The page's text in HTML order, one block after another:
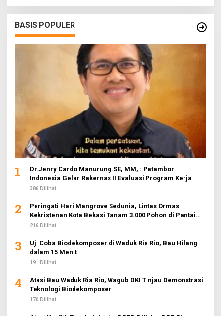
BASIS POPULER
1
Dr.Jenry Cardo Manurung.SE, MM, : Patambor
Indonesia Gelar Rakernas II Evaluasi Program Kerja
386 Dilihat
2
Peringati Hari Mangrove Sedunia, Lintas Ormas
Kekristenan Kota Bekasi Tanam 3.000 Pohon di Pantai
Sederhana
216 Dilihat
3
Uji Coba Biodekomposer di Waduk Ria Rio, Bau Hilang
dalam 15 Menit
191 Dilihat
4
Atasi Bau Waduk Ria Rio, Wagub DKI Tinjau Demonstrasi
Teknologi Biodekomposer
170 Dilihat